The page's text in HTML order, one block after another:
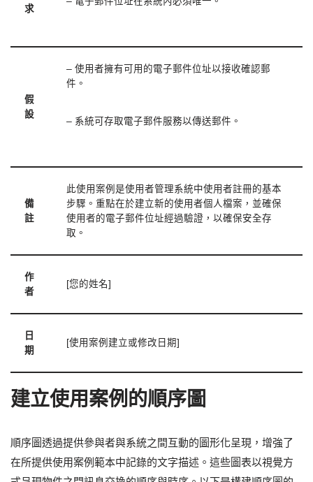
求
假
設
– 使用者擁有可用的電子郵件位址以接收確認郵
件。
– 系統可存取電子郵件服務以傳送郵件。
備
註
此使用案例是使用者管理系統中使用者註冊的基本
步驟。重點在於建立新的使用者個人檔案，並確保
使用者的電子郵件位址經過驗證，以確保安全存
取。
作
者
[您的姓名]
日
期
[使用案例建立或修改日期]
建立使用案例的順序圖
順序圖透過提供參與者與系統之間互動的圖形化呈現，增強了
在所提供使用案例範本中記錄的文字描述。這些圖表以視覺方